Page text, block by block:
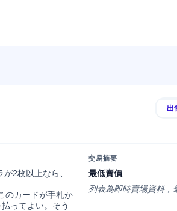
出
2枚以上なら、
のカードが手札か
ってよい。そう
交易摘要
最低賣價
列表為即時賣場資料，